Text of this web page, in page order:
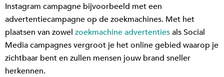
Instagram campagne bijvoorbeeld met een
advertentiecampagne op de zoekmachines. Met het
plaatsen van zowel zoekmachine advertentiesals Social
Media campagnes vergroot je het online gebied waarop je
zichtbaar bent en zullen mensen jouw brand sneller
herkennen.